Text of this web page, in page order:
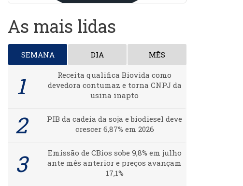
As mais lidas
SEMANA DIA MÊS
Receita qualifica Biovida como
devedora contumaz e torna CNPJ da
usina inapto
PIB da cadeia da soja e biodiesel deve
crescer 6,87% em 2026
Emissão de CBios sobe 9,8% em julho
ante mês anterior e preços avançam
17,1%